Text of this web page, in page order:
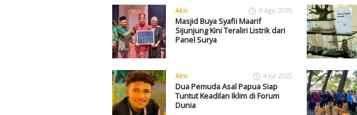
Aksi 6 Agu 2025
Masjid Buya Syafii Maarif
Sijunjung Kini Teraliri Listrik dari
Panel Surya
Aksi 4 Jul 2025
Dua Pemuda Asal Papua Siap
Tuntut Keadilan Iklim di Forum
Dunia